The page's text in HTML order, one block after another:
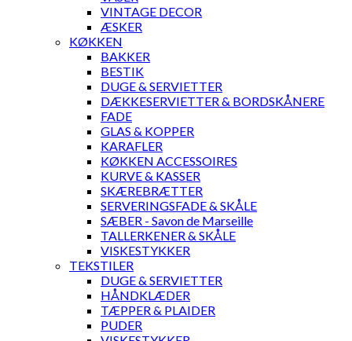
VINTAGE DECOR
ÆSKER
KØKKEN
BAKKER
BESTIK
DUGE & SERVIETTER
DÆKKESERVIETTER & BORDSKÅNERE
FADE
GLAS & KOPPER
KARAFLER
KØKKEN ACCESSOIRES
KURVE & KASSER
SKÆREBRÆTTER
SERVERINGSFADE & SKÅLE
SÆBER - Savon de Marseille
TALLERKENER & SKÅLE
VISKESTYKKER
TEKSTILER
DUGE & SERVIETTER
HÅNDKLÆDER
TÆPPER & PLAIDER
PUDER